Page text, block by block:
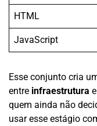
HTML
JavaScript
Esse conjunto cria
entre infraestrutura e
quem ainda não
usar esse estágio